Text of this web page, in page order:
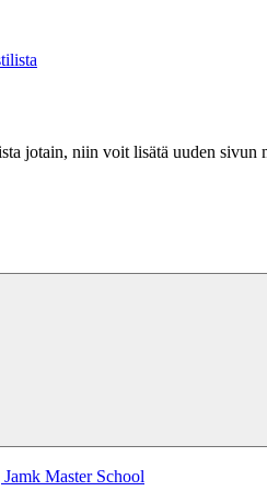
jotain, niin voit lisätä uuden sivun
Master School